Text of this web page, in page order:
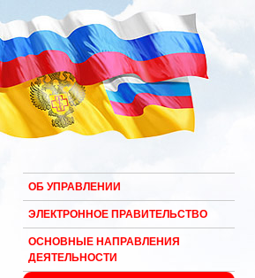
ОБ УПРАВЛЕНИИ
ЭЛЕКТРОННОЕ ПРАВИТЕЛЬСТВО
ОСНОВНЫЕ НАПРАВЛЕНИЯ
ДЕЯТЕЛЬНОСТИ